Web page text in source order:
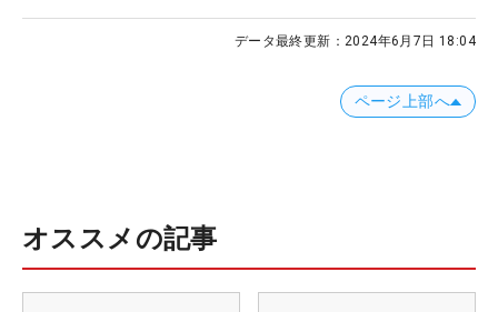
データ最終更新： 2024年6月7日 18:04
ページ上部へ
オススメの記事